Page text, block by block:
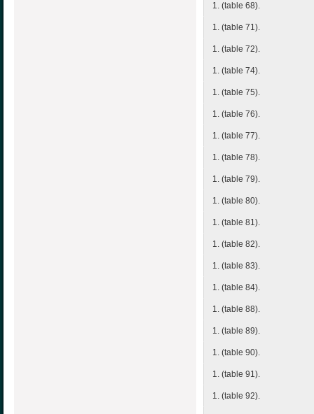
1. (table 68).
1. (table 71).
1. (table 72).
1. (table 74).
1. (table 75).
1. (table 76).
1. (table 77).
1. (table 78).
1. (table 79).
1. (table 80).
1. (table 81).
1. (table 82).
1. (table 83).
1. (table 84).
1. (table 88).
1. (table 89).
1. (table 90).
1. (table 91).
1. (table 92).